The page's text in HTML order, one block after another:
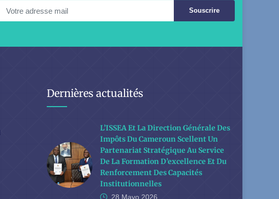
Souscrire
Dernières actualités
L’ISSEA Et La Direction Générale Des
Impôts Du Cameroun Scellent Un
Partenariat Stratégique Au Service
De La Formation D’excellence Et Du
Renforcement Des Capacités
Institutionnelles
28 Mayo 2026